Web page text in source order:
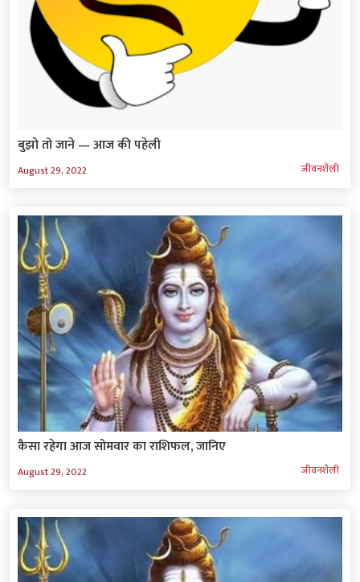
बुझो तो जाने — आज की पहेली
August 29, 2022 जीवनशैली
कैसा रहेगा आज सोमवार का राशिफल, जानिए
August 29, 2022 जीवनशैली